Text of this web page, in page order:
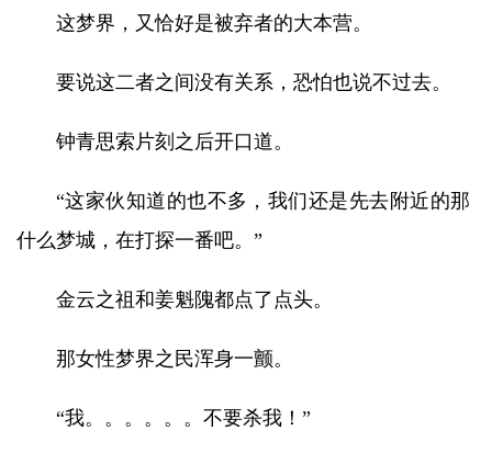
这梦界，又恰好是被弃者的大本营。
要说这二者之间没有关系，恐怕也说不过去。
钟青思索片刻之后开口道。
“这家伙知道的也不多，我们还是先去附近的那
什么梦城，在打探一番吧。”
金云之祖和姜魁隗都点了点头。
那女性梦界之民浑身一颤。
“我。。。。。。不要杀我！”